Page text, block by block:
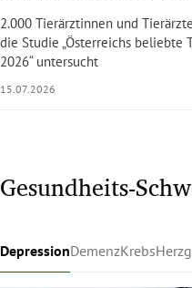
2.000 Tierärztinnen und
die Studie „Österreichs beliebte
2026“ untersucht
15.07.2026
Gesundheits-
DepressionDemenzKrebs